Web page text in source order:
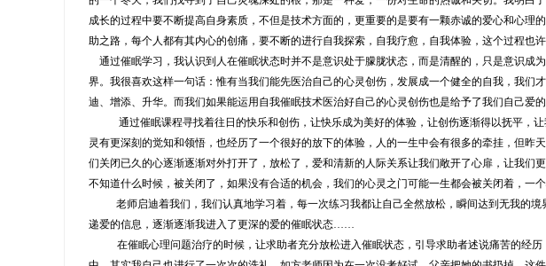
成长的过程中要不断提高自身素质，不但是技术方面的，更重要的是要有一颗赤诚的爱心和心理
助之路，每个人都有其内心的创痛，要不断的进行自我探索，自我疗愈，自我体验，这个过程也
通过催眠学习，我认识到人在催眠状态时并不是意识处于朦胧状态，而是清醒的，只是意识成
界。我很喜欢这样一句话：惟有当我们能先医治自己的心灵创伤，发展成一个健全的自我，我们
迪、增添、升华。而我们如果能运用自我催眠技术医治好自己的心灵创伤也是给予了我们自己爱
通过催眠课程寻找着往日的快乐和创伤，让快乐成为美好的体验，让创伤逐渐得以抚平，
灵有更深刻的觉知和领悟，也经历了一个很好的放下的体验，人的一生中会有很多的牵挂，但昨
们关闭已久的心逐渐逐渐对外打开了，放松了，爱和清新的人际关系让我们敞开了心扉，让我们
不知道什么时候，被关闭了，如果没有合适的机会，我们的心灵之门可能一生都会被关闭着，一
老师启迪着我们，我们认真地学习着，每一次练习我都让自己全然放松，瞬间达到无我的
递爱的信息，逐渐逐渐我进入了更深的爱的催眠状态……
在催眠心理问题治疗的时候，让求助者充分放松进入催眠状态，引导求助者述说痛苦的经